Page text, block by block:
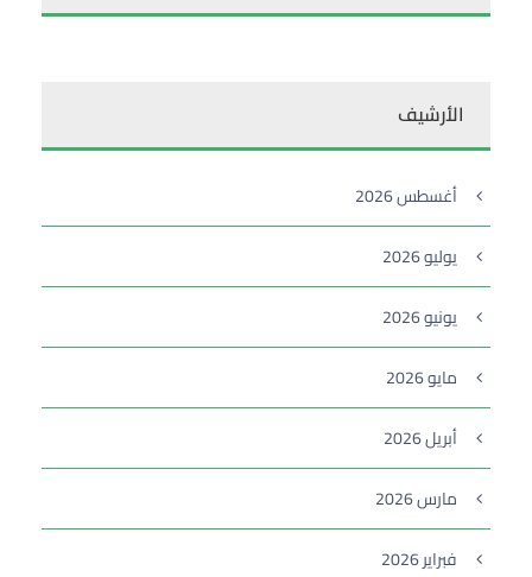
الأرشيف
أغسطس 2026
يوليو 2026
يونيو 2026
مايو 2026
أبريل 2026
مارس 2026
فبراير 2026